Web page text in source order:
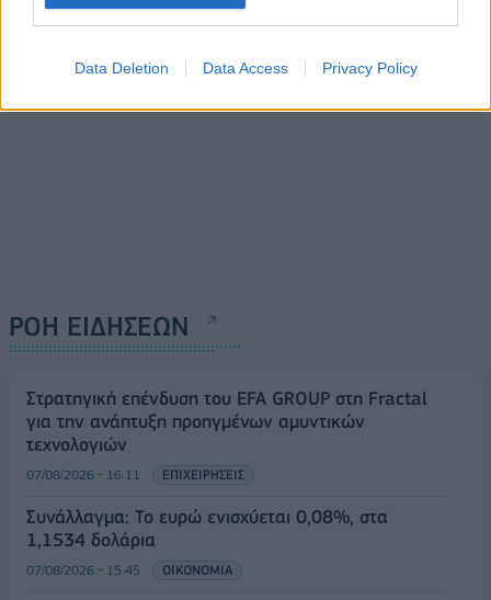
Data Deletion Data Access Privacy Policy
ΡΟΗ ΕΙΔΗΣΕΩΝ
Στρατηγική επένδυση του EFA GROUP στη Fractal
για την ανάπτυξη προηγμένων αμυντικών
τεχνολογιών
07/08/2026 - 16:11 ΕΠΙΧΕΙΡΗΣΕΙΣ
Συνάλλαγμα: Το ευρώ ενισχύεται 0,08%, στα
1,1534 δολάρια
07/08/2026 - 15:45 ΟΙΚΟΝΟΜΙΑ